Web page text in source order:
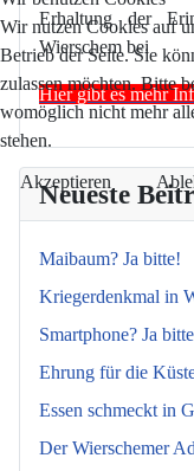
Erhaltung der
Wierschem bei
Hier gibt es mehr
Neueste
Maibaum? Ja bitte!
Kriegerdenkmal in
Smartphone? Ja
Ehrung für die
Essen schmeckt in
Der Wierschemer
Wir nutzen Cookies auf
Betrieb der Seite. Sie
zulassen möchten. Bitte
womöglich nicht mehr
stehen.
Akzeptieren